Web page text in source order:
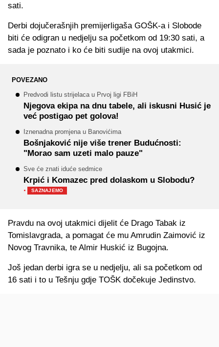
sati.
Derbi dojučerašnjih premijerligaša GOŠK-a i Slobode
biti će odigran u nedjelju sa početkom od 19:30 sati, a
sada je poznato i ko će biti sudije na ovoj utakmici.
POVEZANO
Predvodi listu strijelaca u Prvoj ligi FBiH
Njegova ekipa na dnu tabele, ali iskusni Husić je
već postigao pet golova!
Iznenadna promjena u Banovićima
Bošnjaković nije više trener Budućnosti:
"Morao sam uzeti malo pauze"
Sve će znati iduće sedmice
Krpić i Komazec pred dolaskom u Slobodu?
· SAZNAJEMO
Pravdu na ovoj utakmici dijelit će Drago Tabak iz
Tomislavgrada, a pomagat će mu Amrudin Zaimović iz
Novog Travnika, te Almir Huskić iz Bugojna.
Još jedan derbi igra se u nedjelju, ali sa početkom od
16 sati i to u Tešnju gdje TOŠK dočekuje Jedinstvo.